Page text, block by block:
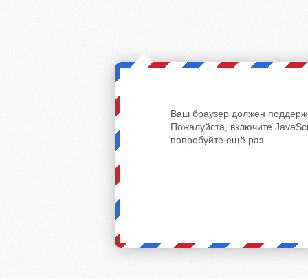
Ваш браузер должен
Пожалуйста, включите
попробуйте ещё раз